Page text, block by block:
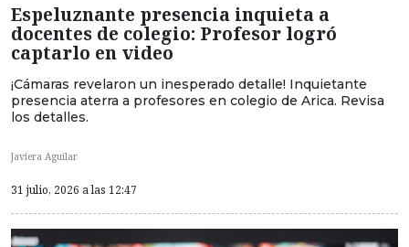
Espeluznante presencia inquieta a
docentes de colegio: Profesor logró
captarlo en video
¡Cámaras revelaron un inesperado detalle! Inquietante
presencia aterra a profesores en colegio de Arica. Revisa
los detalles.
Javiera Aguilar
31 julio, 2026 a las 12:47